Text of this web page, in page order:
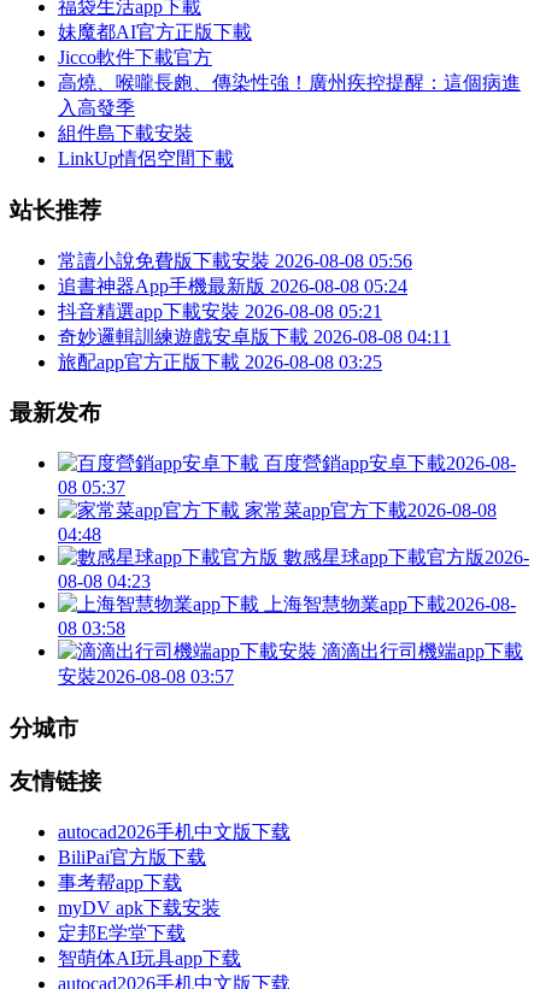
福袋生活app下載
妹魔都AI官方正版下載
Jicco軟件下載官方
高燒、喉嚨長皰、傳染性強！廣州疾控提醒：這個病進
入高發季
組件島下載安裝
LinkUp情侶空間下載
站长推荐
常讀小說免費版下載安裝 2026-08-08 05:56
追書神器App手機最新版 2026-08-08 05:24
抖音精選app下載安裝 2026-08-08 05:21
奇妙邏輯訓練遊戲安卓版下載 2026-08-08 04:11
旅配app官方正版下載 2026-08-08 03:25
最新发布
百度營銷app安卓下載2026-08-
08 05:37
家常菜app官方下載2026-08-08
04:48
數感星球app下載官方版2026-
08-08 04:23
上海智慧物業app下載2026-08-
08 03:58
滴滴出行司機端app下載
安裝2026-08-08 03:57
分城市
友情链接
autocad2026手机中文版下载
BiliPai官方版下载
事考帮app下载
myDV apk下载安装
定邦E学堂下载
智萌体AI玩具app下载
autocad2026手机中文版下载